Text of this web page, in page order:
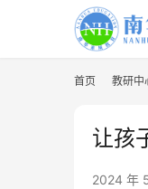
首页 教研中
让孩
2024 年